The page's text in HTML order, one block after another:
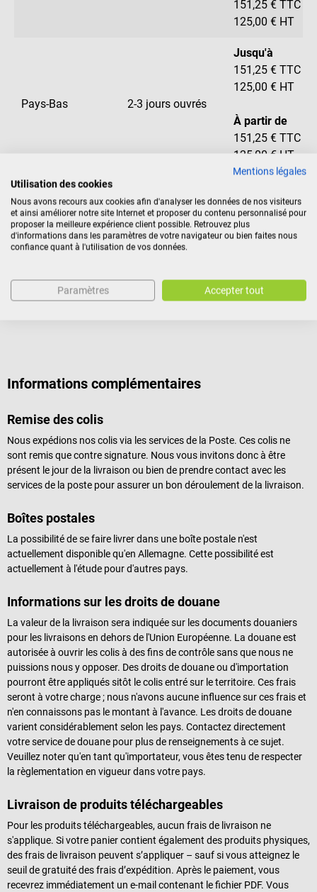
151,25 € TTC
125,00 € HT
Pays-Bas 2-3 jours ouvrés
Jusqu'à
151,25 € TTC
125,00 € HT
À partir de
151,25 € TTC
125,00 € HT
3-6 jours ouvrés Forfaitaire
Pays Groupe 1
(Andorre, Islande,
Norvège, Saint-
Marin, Vatican)
Informations complémentaires
Remise des colis
Nous expédions nos colis via les services de la Poste. Ces colis ne
sont remis que contre signature. Nous vous invitons donc à être
présent le jour de la livraison ou bien de prendre contact avec les
services de la poste pour assurer un bon déroulement de la livraison.
Boîtes postales
La possibilité de se faire livrer dans une boîte postale n'est
actuellement disponible qu'en Allemagne. Cette possibilité est
actuellement à l'étude pour d'autres pays.
Informations sur les droits de douane
La valeur de la livraison sera indiquée sur les documents douaniers
pour les livraisons en dehors de l'Union Européenne. La douane est
autorisée à ouvrir les colis à des fins de contrôle sans que nous ne
puissions nous y opposer. Des droits de douane ou d'importation
pourront être appliqués sitôt le colis entré sur le territoire. Ces frais
seront à votre charge ; nous n'avons aucune influence sur ces frais et
n'en connaissons pas le montant à l'avance. Les droits de douane
varient considérablement selon les pays. Contactez directement
votre service de douane pour plus de renseignements à ce sujet.
Veuillez noter qu'en tant qu'importateur, vous êtes tenu de respecter
la règlementation en vigueur dans votre pays.
Livraison de produits téléchargeables
Pour les produits téléchargeables, aucun frais de livraison ne
s'applique. Si votre panier contient également des produits physiques,
des frais de livraison peuvent s’appliquer – sauf si vous atteignez le
seuil de gratuité des frais d’expédition. Après le paiement, vous
recevrez immédiatement un e-mail contenant le fichier PDF. Vous
Mentions légales
Utilisation des cookies
Nous avons recours aux cookies afin d'analyser les données de nos visiteurs
et ainsi améliorer notre site Internet et proposer du contenu personnalisé pour
proposer la meilleure expérience client possible. Retrouvez plus
d'informations dans les paramètres de votre navigateur ou bien faites nous
confiance quant à l'utilisation de vos données.
Paramètres Accepter tout